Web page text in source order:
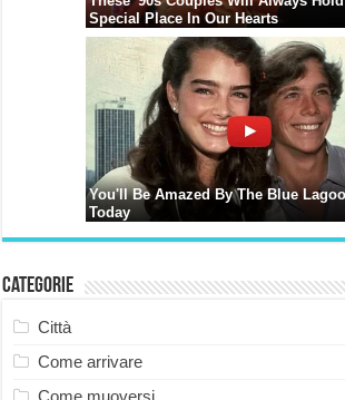
Categorie
Città
Come arrivare